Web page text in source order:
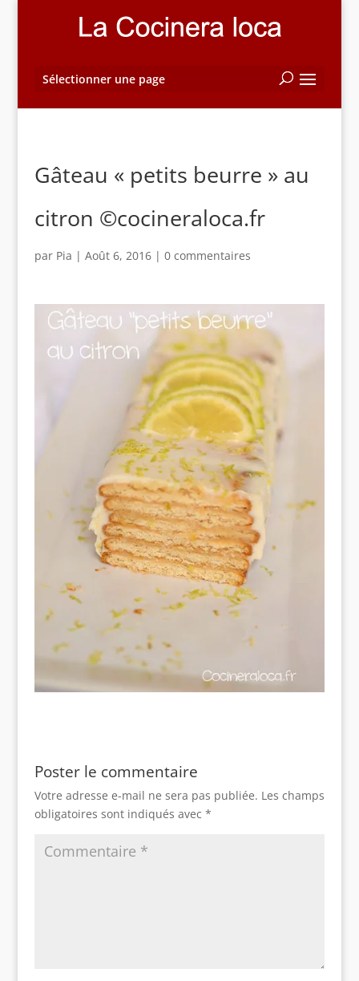
Sélectionner une page
Gâteau « petits beurre » au
citron ©cocineraloca.fr
par Pia | Août 6, 2016| 0 commentaires
Poster le commentaire
Votre adresse e-mail ne sera pas publiée. Les champs
obligatoires sont indiqués avec *